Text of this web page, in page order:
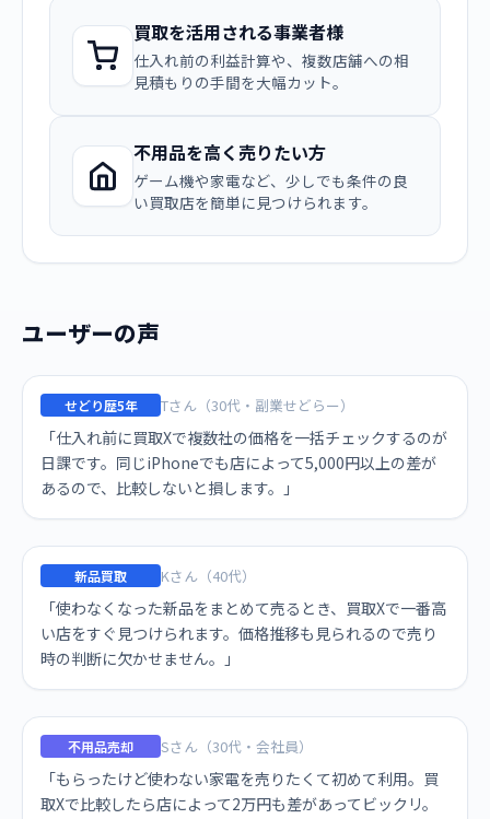
買取を活用される事業者様
仕入れ前の利益計算や、複数店舗への相
見積もりの手間を大幅カット。
不用品を高く売りたい方
ゲーム機や家電など、少しでも条件の良
い買取店を簡単に見つけられます。
ユーザーの声
せどり歴5年 Tさん（30代・副業せどらー）
「仕入れ前に買取Xで複数社の価格を一括チェックするのが
日課です。同じiPhoneでも店によって5,000円以上の差が
あるので、比較しないと損します。」
新品買取 Kさん（40代）
「使わなくなった新品をまとめて売るとき、買取Xで一番高
い店をすぐ見つけられます。価格推移も見られるので売り
時の判断に欠かせません。」
不用品売却 Sさん（30代・会社員）
「もらったけど使わない家電を売りたくて初めて利用。買
取Xで比較したら店によって2万円も差があってビックリ。